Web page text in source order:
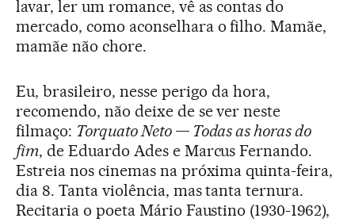
lavar, ler um romance, vê as contas do
mercado, como aconselhara o filho. Mamãe,
mamãe não chore.
Eu, brasileiro, nesse perigo da hora,
recomendo, não deixe de se ver neste
filmaço: Torquato Neto — Todas as horas do
fim, de Eduardo Ades e Marcus Fernando.
Estreia nos cinemas na próxima quinta-feira,
dia 8. Tanta violência, mas tanta ternura.
Recitaria o poeta Mário Faustino (1930-1962),